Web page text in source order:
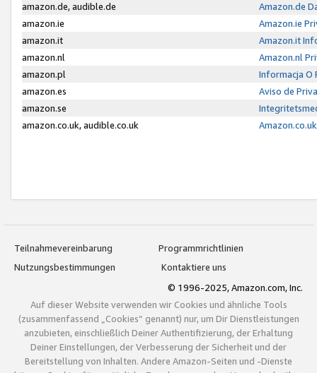
amazon.de, audible.de
Amazon.de
amazon.ie
Amazon.ie
amazon.it
Amazon.it
amazon.nl
Amazon.nl
amazon.pl
Informacja O
amazon.es
Aviso de
amazon.se
amazon.co.uk, audible.co.uk
Teilnahmevereinbarung
Programmrichtlinien
Nutzungsbestimmungen
Kontaktiere uns
© 1996-2025, Amazon.com, Inc.
Auf dieser Website verwenden wir Cookies und ähnliche Tools
(zusammenfassend „Cookies“ genannt) nur, um Dir Dienstleistungen
anzubieten, einschließlich Deiner Authentifizierung, der Erhaltung
Deiner Einstellungen, der Verbesserung der Sicherheit und der
Bereitstellung von Inhalten. Andere Amazon-Seiten und -Dienste